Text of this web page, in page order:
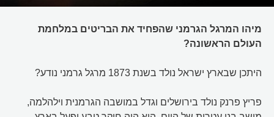
מיהו המרגל הגרמני שהפחיד את הבריטים במלחמת
העולם הראשונה?
היתכן שבארץ ישראל נולד בשנת 1873 מרגל גרמני נודע?
פריץ פרנק נולד בירושלים וגדל במושבה הגרמנית וילהלמה,